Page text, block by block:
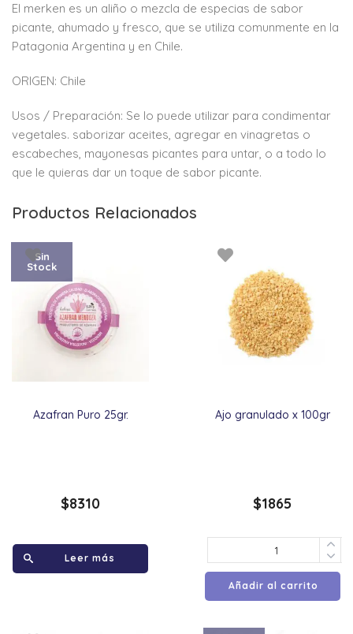
El merken es un aliño o mezcla de especias de sabor
picante, ahumado y fresco, que se utiliza comunmente en la
Patagonia Argentina y en Chile.
ORIGEN: Chile
Usos / Preparación: Se lo puede utilizar para condimentar
vegetales. saborizar aceites, agregar en vinagretas o
escabeches, mayonesas picantes para untar, o a todo lo
que le quieras dar un toque de sabor picante.
Productos Relacionados
Azafran Puro 25gr.
Sin
Stock
$8310
Leer más
Ajo granulado x 100gr
$1865
Añadir al carrito